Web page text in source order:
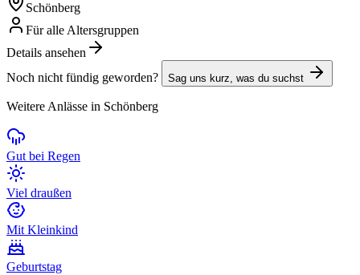
Schönberg
Für alle Altersgruppen
Details ansehen
Noch nicht fündig geworden?
Sag uns kurz, was du suchst
Weitere Anlässe in Schönberg
Gut bei Regen
Viel draußen
Mit Kleinkind
Geburtstag